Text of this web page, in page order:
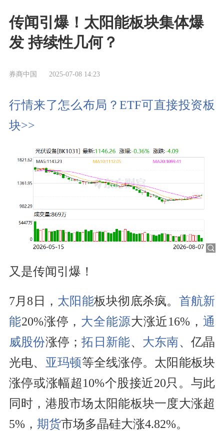
传闻引爆！太阳能板块集体爆
发 持续性几何？
券商中国 2025-07-08 14:23
行情来了怎么布局？ETF可直接投资板
块>>
又是传闻引爆！
7月8日， 太阳能板块彻底杀疯。 首航新
能20%涨停， 大全能源大涨近16%，通
威股份涨停；拓日新能、 大东南、亿晶
光电、 亚玛顿等全线涨停。太阳能板块
涨停或涨幅超10%个股接近20只。与此
同时，港股市场太阳能板块一度大涨超
5%， 期货市场多晶硅大涨4.82%。